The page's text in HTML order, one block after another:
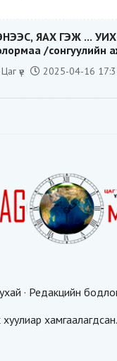
ЯАХ ГЭЖ ...
/сонгуулийн
компаниас
Цаг үе 2025-04-16
· Редакцийн
хуулиар